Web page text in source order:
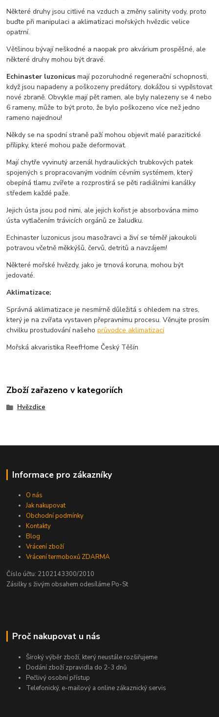
Některé druhy jsou citlivé na vzduch a změny salinity vody, proto
buďte při manipulaci a aklimatizaci mořských hvězdic velice
opatrní.
Většinou bývají neškodné a naopak pro akvárium prospěšné, ale
některé druhy mohou být dravé.
Echinaster luzonicus mají pozoruhodné regenerační schopnosti,
když jsou napadeny a poškozeny predátory, dokážou si vypěstovat
nové zbraně. Obvykle mají pět ramen, ale byly nalezeny se 4 nebo
6 rameny, může to být proto, že bylo poškozeno více než jedno
rameno najednou!
Někdy se na spodní straně paží mohou objevit malé parazitické
přílipky, které mohou paže deformovat.
Mají chytře vyvinutý arzenál hydraulických trubkových patek
spojených s propracovaným vodním cévním systémem, který
obepíná tlamu zvířete a rozprostírá se pěti radiálními kanálky
středem každé paže.
Jejich ústa jsou pod nimi, ale jejich kořist je absorbována mimo
ústa vytlačením trávicích orgánů ze žaludku.
Echinaster luzonicus jsou masožravci a živí se téměř jakoukoli
potravou včetně měkkýšů, červů, detritů a navzájem!
Některé mořské hvězdy, jako je trnová koruna, mohou být
jedovaté.
Aklimatizace:
Správná aklimatizace je nesmírně důležitá s ohledem na stres,
který je na zvířata vystaven přepravnímu procesu. Věnujte prosím
chvilku prostudování našehoprůvodce aklimatizací
Mořská akvaristika ReefHome Český Těšín
Zboží zařazeno v kategoriích
Hvězdice
Informace pro zákazníky
O nás
Jak nakupovat
Obchodní podmínky
Kontakty
Blog
Vrácení zboží
Vrácení termoboxů ZDARMA
Číslo účtu: 2102143300/2010
Zásilky s živým obsahem odesíláme Po-St
Proč nakupovat u nás
Široký výběr zboží, který neustále rozšiřujeme
Dodání zboží zpravidla do 2-3 dnů
Pečlivý osobní přístup
Telefonický, e-mailový a online zákaznický servis